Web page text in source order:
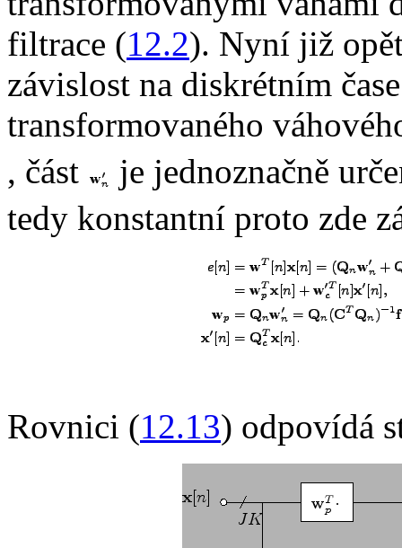
filtrace (12.2). Nyní již
závislost na diskrétním
transformovaného
, část
je jednoznačně
tedy konstantní proto zde
Rovnici (12.13) odpovídá